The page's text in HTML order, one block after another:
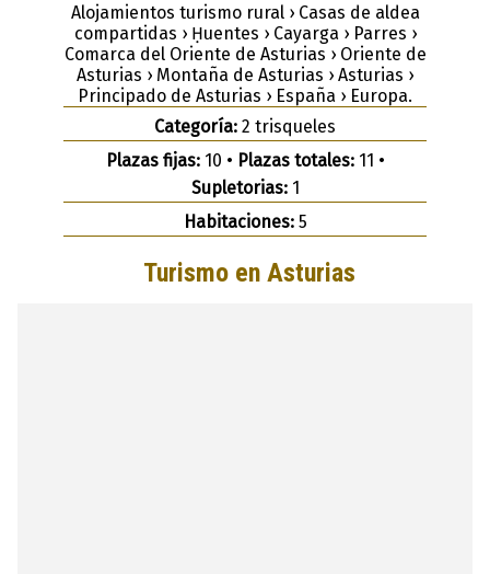
Alojamientos turismo rural › Casas de aldea
compartidas › Ḥuentes › Cayarga › Parres ›
Comarca del Oriente de Asturias › Oriente de
Asturias › Montaña de Asturias › Asturias ›
Principado de Asturias › España › Europa.
Categoría: 2 trisqueles
Plazas fijas:10 • Plazas totales:11 •
Supletorias:1
Habitaciones:5